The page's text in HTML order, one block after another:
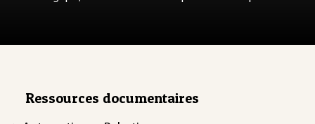
Ressources documentaires